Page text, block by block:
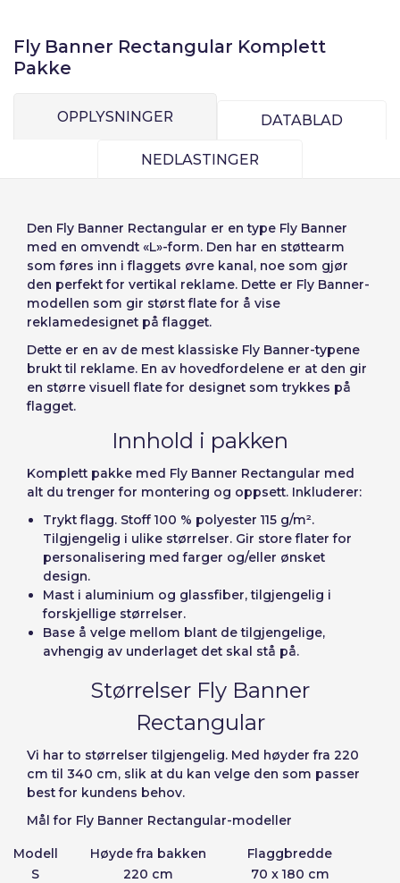
Logg inn
Husk passord: Ja Nei
Tilgang
Gjenopprett passord
Opprett konto
Velg språk
Sverige
Denmark
Slovenija
Finnish
Slovenčina (Slovak)
Fly Banner Rectangular Komplett
Pakke
OPPLYSNINGER DATABLAD
NEDLASTINGER
Den Fly Banner Rectangular er en type Fly Banner
med en omvendt «L»-form. Den har en støttearm
som føres inn i flaggets øvre kanal, noe som gjør
den perfekt for vertikal reklame. Dette er Fly Banner-
modellen som gir størst flate for å vise
reklamedesignet på flagget.
Dette er en av de mest klassiske Fly Banner-typene
brukt til reklame. En av hovedfordelene er at den gir
en større visuell flate for designet som trykkes på
flagget.
Innhold i pakken
Komplett pakke med Fly Banner Rectangular med
alt du trenger for montering og oppsett. Inkluderer:
Trykt flagg. Stoff 100 % polyester 115 g/m².
Tilgjengelig i ulike størrelser. Gir store flater for
personalisering med farger og/eller ønsket
design.
Mast i aluminium og glassfiber, tilgjengelig i
forskjellige størrelser.
Base å velge mellom blant de tilgjengelige,
avhengig av underlaget det skal stå på.
Størrelser Fly Banner
Rectangular
Vi har to størrelser tilgjengelig. Med høyder fra 220
cm til 340 cm, slik at du kan velge den som passer
best for kundens behov.
Mål for Fly Banner Rectangular-modeller
Modell Høyde fra bakken
Flaggbredde
S
220 cm
70 x 180 cm
Precios por unidad
Enheter
Stykkpris
Fra1 -€ 1.00
Añadiendo producto al carrito
Seleccionar número
de elementos a